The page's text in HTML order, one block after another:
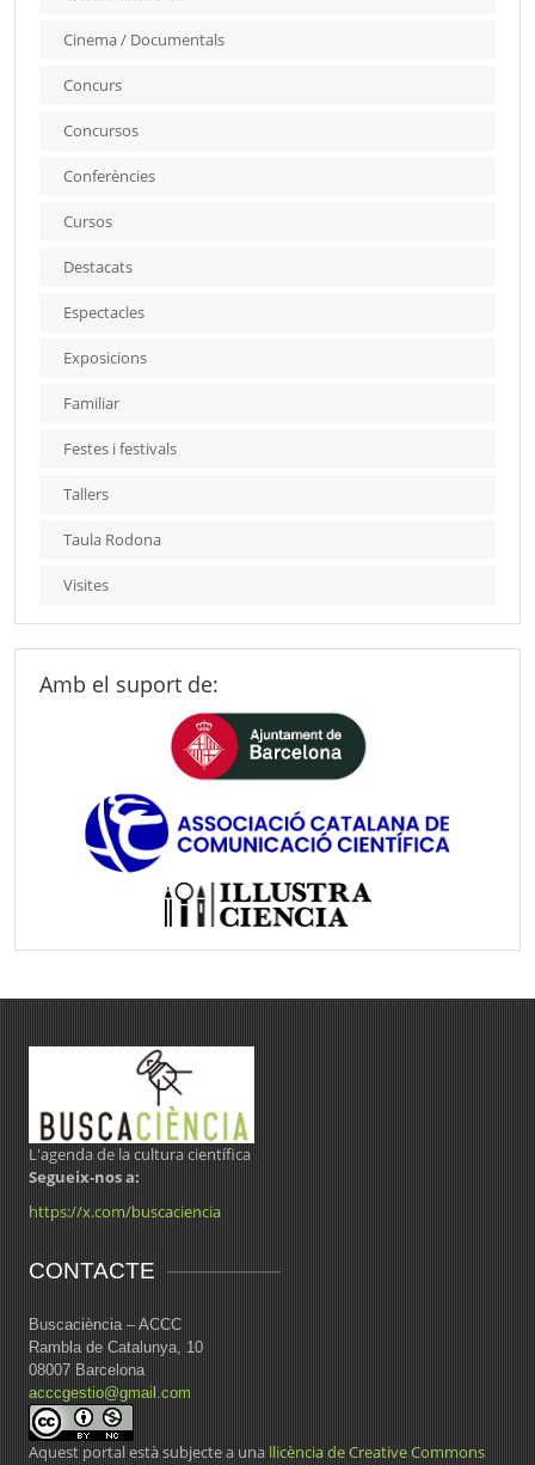
Cinema / Documentals
Concurs
Concursos
Conferències
Cursos
Destacats
Espectacles
Exposicions
Familiar
Festes i festivals
Tallers
Taula Rodona
Visites
Amb el suport de:
L'agenda de la cultura científica
Segueix-nos a:
https://x.com/buscaciencia
CONTACTE
Buscaciència – ACCC
Rambla de Catalunya, 10
08007 Barcelona
acccgestio@gmail.com
Aquest portal està subjecte a una llicència de Creative Commons